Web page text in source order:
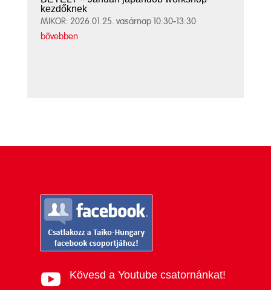
kezdőknek
MIKOR: 2026.01.25. vasárnap 10:30-13:30
bővebben
 Kövesd a Youtube csatornánkat!